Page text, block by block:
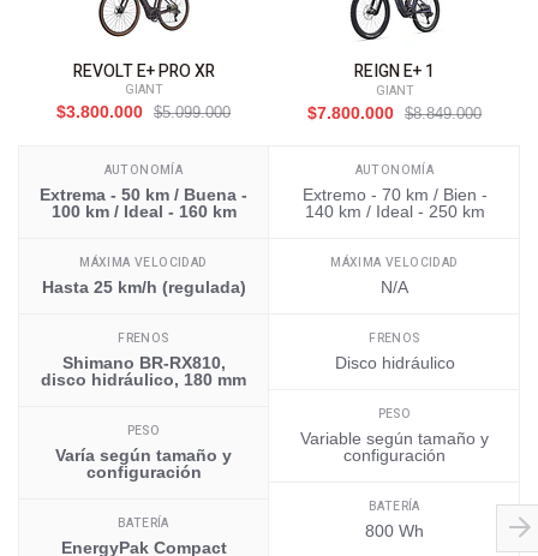
REVOLT E+ PRO XR
GIANT
$3.800.000
$5.099.000
AUTONOMÍA
Extrema - 50 km / Buena -
100 km / Ideal - 160 km
MÁXIMA VELOCIDAD
Hasta 25 km/h (regulada)
FRENOS
Shimano BR-RX810,
disco hidráulico, 180 mm
PESO
Varía según tamaño y
configuración
BATERÍA
EnergyPak Compact
REIGN E+ 1
GIANT
$7.800.000
$8.849.000
AUTONOMÍA
Extremo - 70 km / Bien -
140 km / Ideal - 250 km
MÁXIMA VELOCIDAD
N/A
FRENOS
Disco hidráulico
PESO
Variable según tamaño y
configuración
BATERÍA
800 Wh